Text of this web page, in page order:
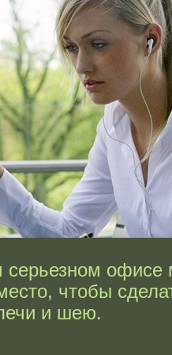
серьезном офисе
чтобы
и шею.